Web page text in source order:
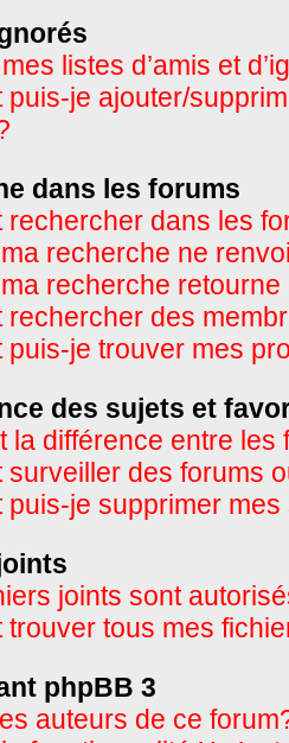
listes d’amis et
puis-je ajouter/
dans les forums
rechercher dans les
recherche ne
recherche
rechercher des
puis-je trouver mes
des sujets et
la différence entre
surveiller des forums
puis-je supprimer
joints sont
trouver tous mes
phpBB 3
auteurs de ce